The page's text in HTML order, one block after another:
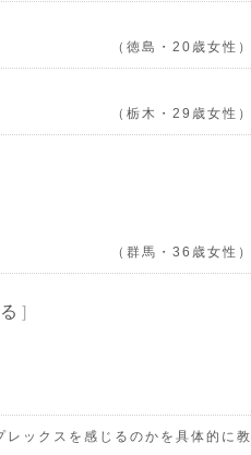
（徳島・20歳女性）
（栃木・29歳女性）
（群馬・36歳女性）
］
ックスを感じるのかを具体的に教